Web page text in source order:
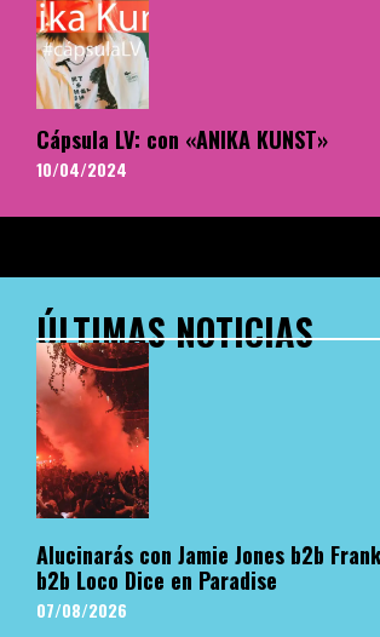
Cápsula LV: con «ANIKA KUNST»
10/04/2024
ÚLTIMAS NOTICIAS
Alucinarás con Jamie Jones b2b
b2b Loco Dice en Paradise
07/08/2026